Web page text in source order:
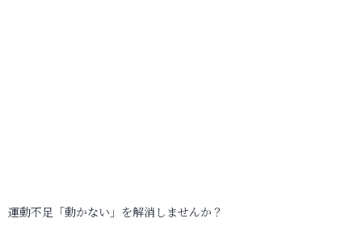
運動不足「動かない」を解消しませんか？